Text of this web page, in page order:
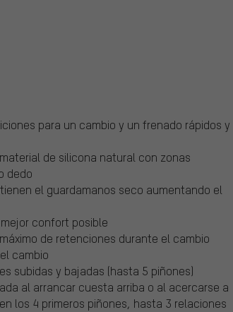
para un cambio y un frenado rápidos y
de silicona natural con zonas
dedo
el guardamanos seco aumentando el
confort posible
de retenciones durante el cambio
cambio
subidas y bajadas (hasta 5 piñones)
al arrancar cuesta arriba o al acercarse a
los 4 primeros piñones, hasta 3 relaciones